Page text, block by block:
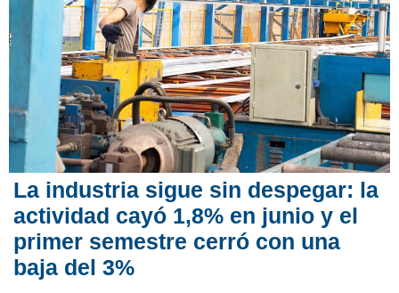
La industria sigue sin despegar: la
actividad cayó 1,8% en junio y el
primer semestre cerró con una
baja del 3%